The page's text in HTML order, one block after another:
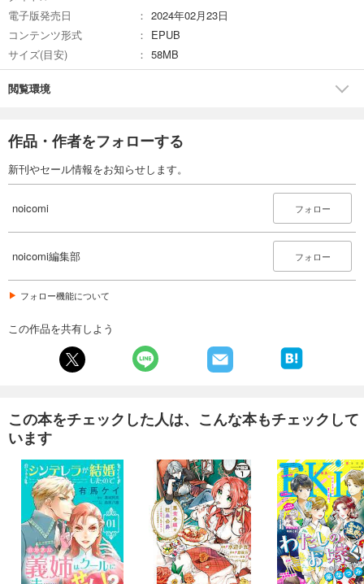
カート
noicomi vol.152
円 (税込)
あらすじを表示する
660円 (税込)
カート
試し読み
あらすじを表示する
noicomi vol.150
電子版発売日
2024年02月23日
コンテンツ形式
EPUB
サイズ(目安)
58MB
閲覧環境
作品・作者をフォローする
新刊やセール情報をお知らせします。
noicomi フォロー
noicomi編集部 フォロー
フォロー機能について
この作品を共有しよう
この本をチェックした人は、こんな本もチェックして
います